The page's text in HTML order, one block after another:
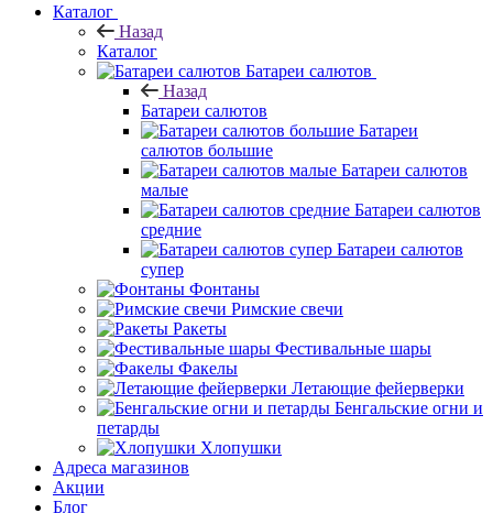
Каталог
Назад
Каталог
Батареи салютов
Назад
Батареи салютов
Батареи
салютов большие
Батареи салютов
малые
Батареи салютов
средние
Батареи салютов
супер
Фонтаны
Римские свечи
Ракеты
Фестивальные шары
Факелы
Летающие фейерверки
Бенгальские огни и
петарды
Хлопушки
Адреса магазинов
Акции
Блог